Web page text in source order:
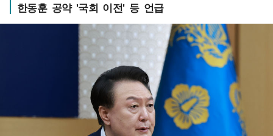
한동훈 공약 '국회 이전' 등 언급